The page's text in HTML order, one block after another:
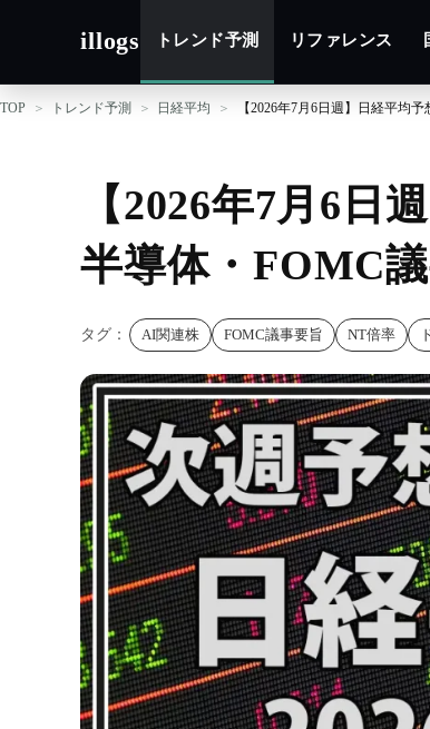
illogs トレンド予測 リファレンス
TOP トレンド予測 日経平均 【2026年7月6日週】日経平均
【2026年7月6日
半導体・FOMC
タグ： AI関連株 FOMC議事要旨 NT倍率